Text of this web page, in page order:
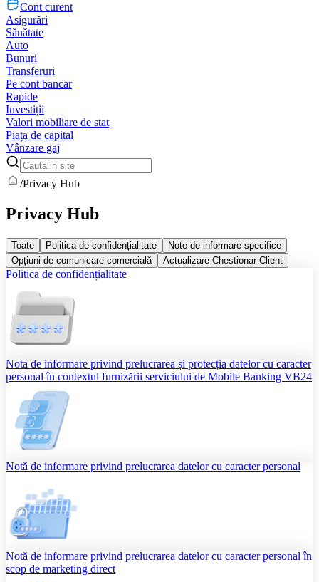
Cont curent
Asigurări
Sănătate
Auto
Bunuri
Transferuri
Pe cont bancar
Rapide
Investiții
Valori mobiliare de stat
Piața de capital
Vânzare gaj
/Privacy Hub
Privacy Hub
Toate Politica de confidențialitate
Note de informare specifice
Opțiuni de comunicare comercială
Actualizare Chestionar Client
Politica de confidențialitate
Nota de informare privind prelucrarea și protecția datelor cu caracter
personal în contextul furnizării serviciului de Mobile Banking VB24
Notă de informare privind prelucrarea datelor cu caracter personal
Notă de informare privind prelucrarea datelor cu caracter personal în
scop de marketing direct